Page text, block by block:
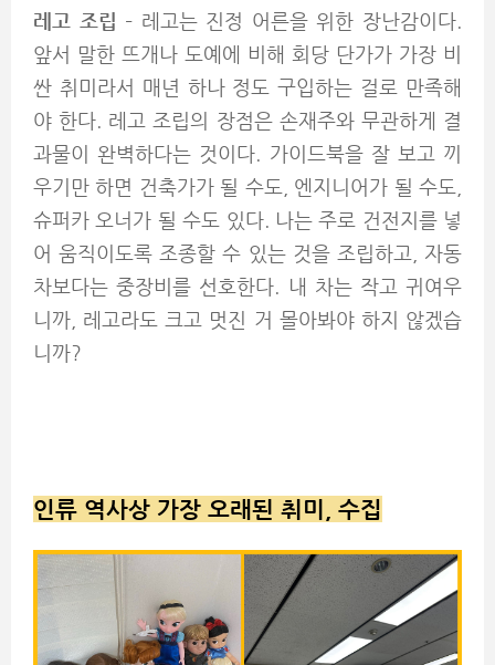
레고 조립 – 레고는 진정 어른을 위한 장난감이다.
앞서 말한 뜨개나 도예에 비해 회당 단가가 가장 비
싼 취미라서 매년 하나 정도 구입하는 걸로 만족해
야 한다. 레고 조립의 장점은 손재주와 무관하게 결
과물이 완벽하다는 것이다. 가이드북을 잘 보고 끼
우기만 하면 건축가가 될 수도, 엔지니어가 될 수도,
슈퍼카 오너가 될 수도 있다. 나는 주로 건전지를 넣
어 움직이도록 조종할 수 있는 것을 조립하고, 자동
차보다는 중장비를 선호한다. 내 차는 작고 귀여우
니까, 레고라도 크고 멋진 거 몰아봐야 하지 않겠습
니까?
인류 역사상 가장 오래된 취미, 수집